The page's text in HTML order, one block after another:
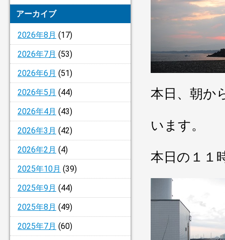
アーカイブ
2026年8月 (17)
2026年7月 (53)
2026年6月 (51)
2026年5月 (44)
2026年4月 (43)
2026年3月 (42)
2026年2月 (4)
2025年10月 (39)
2025年9月 (44)
2025年8月 (49)
2025年7月 (60)
本日、朝か
います。
本日の１１